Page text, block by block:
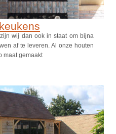
wij dan ook in staat om bijna
af te leveren. Al onze houten
maat gemaakt